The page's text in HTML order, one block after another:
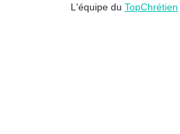
L'équipe du TopChrétien